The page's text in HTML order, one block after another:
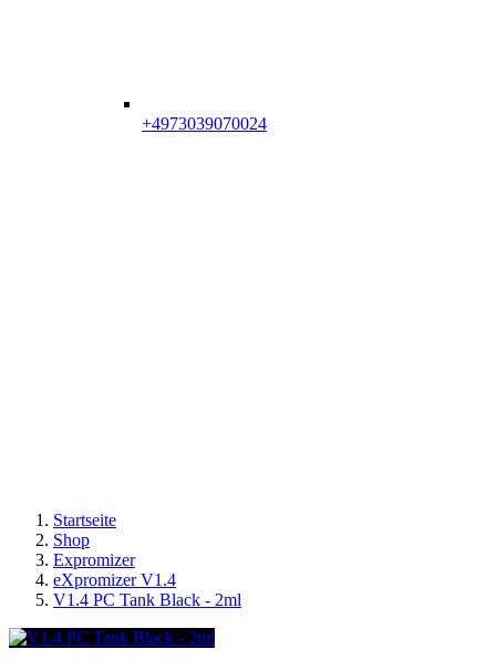
+4973039070024
Startseite
Shop
Expromizer
eXpromizer V1.4
V1.4 PC Tank Black - 2ml